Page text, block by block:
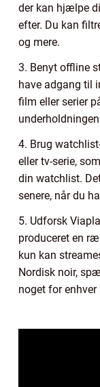
der kan hjælpe
efter. Du kan
og mere.
3. Benyt offline
have adgang til
film eller serier
4. Brug
eller tv-serie,
din watchlist.
senere, når du
5. Udforsk
produceret en
kun kan
Nordisk noir,
noget for enhver